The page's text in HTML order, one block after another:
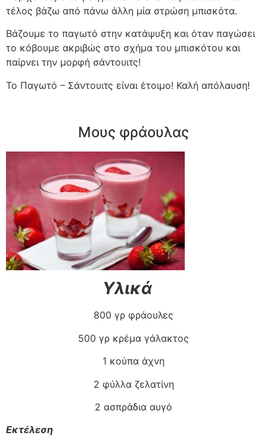
τέλος βάζω από πάνω άλλη μία στρώση μπισκότα.
Βάζουμε το παγωτό στην κατάψυξη και όταν παγώσει
το κόβουμε ακριβώς στο σχήμα του μπισκότου και
παίρνει την μορφή σάντουιτς!
Το Παγωτό – Σάντουιτς είναι έτοιμο! Καλή απόλαυση!
Μους φράουλας
Υλικά
800 γρ φράουλες
500 γρ κρέμα γάλακτος
1 κούπα άχνη
2 φύλλα ζελατίνη
2 ασπράδια αυγό
Εκτέλεση